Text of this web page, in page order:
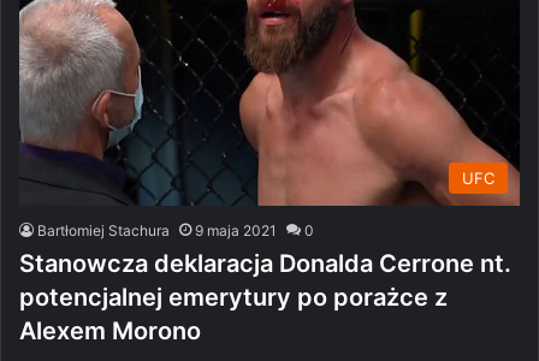
UFC
Bartłomiej Stachura 9 maja 2021 0
Stanowcza deklaracja Donalda Cerrone nt.
potencjalnej emerytury po porażce z
Alexem Morono